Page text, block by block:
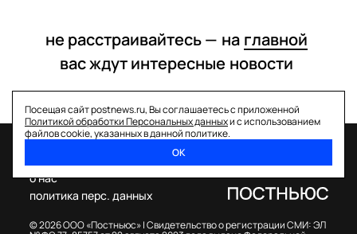
не расстраивайтесь — на главной
вас ждут интересные новости
Посещая сайт postnews.ru, Вы соглашаетесь с приложенной
Политикой обработки Персональных данныхи с использованием
файлов cookie, указанных в данной политике.
ОК
© 2026 ООО «Постньюс» |Свидетельство о регистрации СМИ: ЭЛ
о нас
политика перс. данных